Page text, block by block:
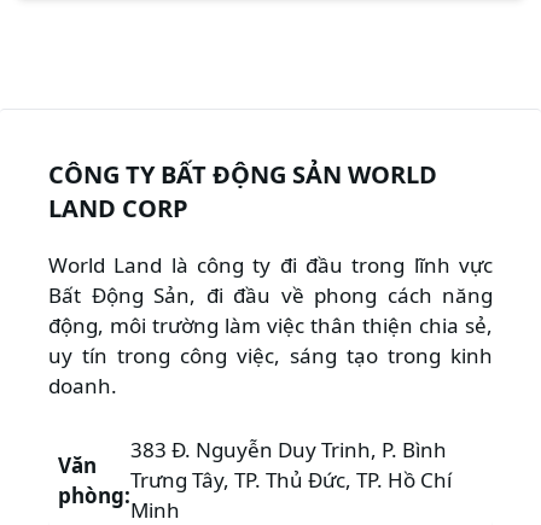
CÔNG TY BẤT ĐỘNG SẢN WORLD
LAND CORP
World Land là công ty đi đầu trong lĩnh vực
Bất Động Sản, đi đầu về phong cách năng
động, môi trường làm việc thân thiện chia sẻ,
uy tín trong công việc, sáng tạo trong kinh
doanh.
Văn
phòng:
383 Đ. Nguyễn Duy Trinh, P. Bình
Trưng Tây, TP. Thủ Đức, TP. Hồ Chí
Minh